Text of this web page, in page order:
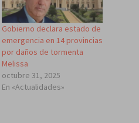
Gobierno declara estado de
emergencia en 14 provincias
por daños de tormenta
Melissa
octubre 31, 2025
En «Actualidades»